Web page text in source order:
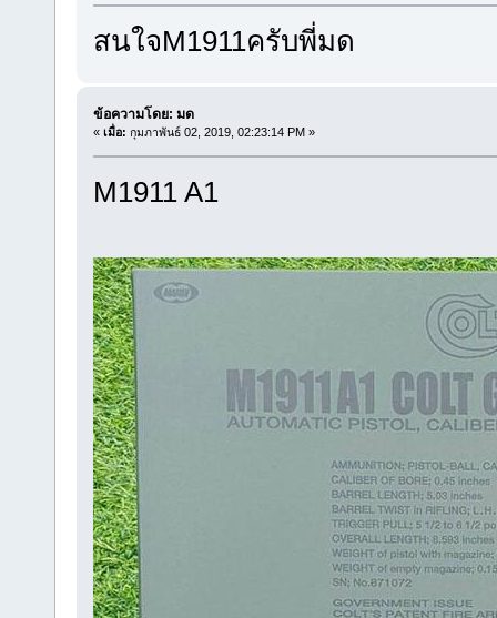
สนใจM1911ครับพี่มด
ข้อความโดย: มด
« เมื่อ: กุมภาพันธ์ 02, 2019, 02:23:14 PM »
M1911 A1